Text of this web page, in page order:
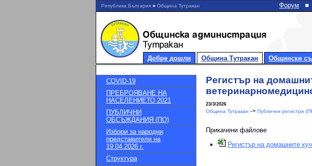
Република България ■ Община Тутракан Форум ■
Добре дошли Община Тутракан Общински
COVID-19
ПРЕБРОЯВАНЕ НА
НАСЕЛЕНИЕТО 2021
ПУБЛИЧНИ
ОБСЪЖДАНИЯ (ПО)
Избори за народни
представители на
19.04.2026 г.
Структура
Регистър на
23/3/2026
Община Тутракан -> Публични регистри
Прикачени файлове
Регистър на домашните